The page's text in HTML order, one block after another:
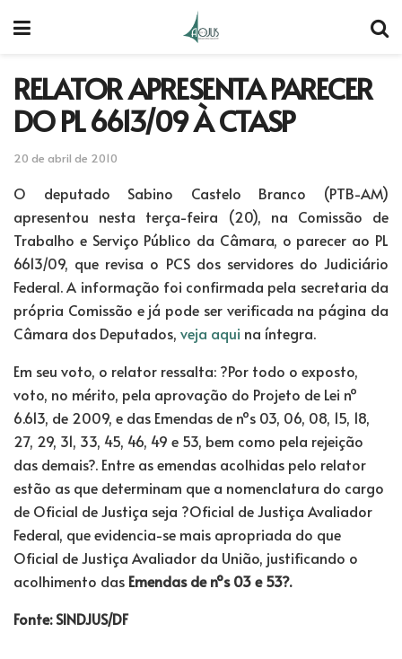
RELATOR APRESENTA PARECER
DO PL 6613/09 À CTASP
20 de abril de 2010
O deputado Sabino Castelo Branco (PTB-AM)
apresentou nesta terça-feira (20), na Comissão de
Trabalho e Serviço Público da Câmara, o parecer ao PL
6613/09, que revisa o PCS dos servidores do Judiciário
Federal. A informação foi confirmada pela secretaria da
própria Comissão e já pode ser verificada na página da
Câmara dos Deputados, veja aqui na íntegra.
Em seu voto, o relator ressalta: ?Por todo o exposto,
voto, no mérito, pela aprovação do Projeto de Lei nº
6.613, de 2009, e das Emendas de nºs 03, 06, 08, 15, 18,
27, 29, 31, 33, 45, 46, 49 e 53, bem como pela rejeição
das demais?. Entre as emendas acolhidas pelo relator
estão as que determinam que a nomenclatura do cargo
de Oficial de Justiça seja ?Oficial de Justiça Avaliador
Federal, que evidencia-se mais apropriada do que
Oficial de Justiça Avaliador da União, justificando o
acolhimento das Emendas de nºs 03 e 53?.
Fonte: SINDJUS/DF